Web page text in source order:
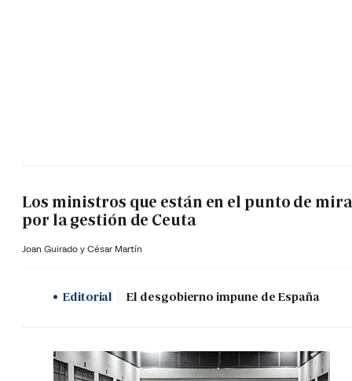
Los ministros que están en el punto de mira
por la gestión de Ceuta
Joan Guirado y César Martín
Editorial El desgobierno impune de España